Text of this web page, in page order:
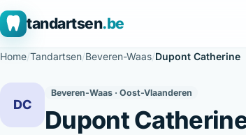
tandartsen.be
Home/Tandartsen/Beveren-Waas/Dupont Catherine
DC
Beveren-Waas · Oost-Vlaanderen
Dupont